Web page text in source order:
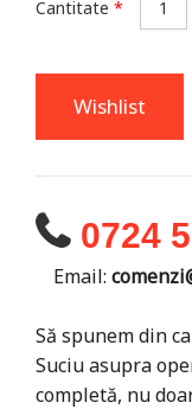
Cantitate *
Wishlist
0724
Email:
Să spunem din
Suciu asupra
completă, nu